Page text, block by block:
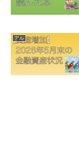
アル